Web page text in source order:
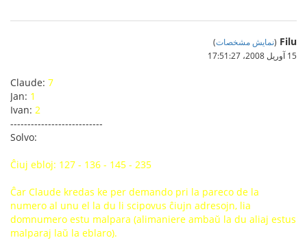
Filu
(نمایش مشخصات)
15 آوریل 2008،‏ 17:51:27
Claude: 7
Jan: 1
Ivan: 2
---------------------------
Solvo:
Ĉiuj ebloj: 127 - 136 - 145 - 235
Ĉar Claude kredas ke per demando pri la pareco de la
numero al unu el la du li scipovus ĉiujn adresojn, lia
domnumero estu malpara (alimaniere ambaŭ la du aliaj estus
malparaj laŭ la eblaro).